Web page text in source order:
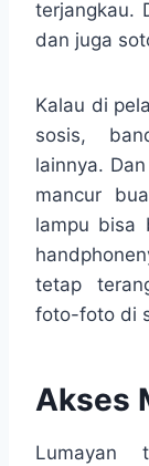
terjangkau.
dan juga
Kalau di
sosis,
lainnya.
mancur
lampu bisa
tetap
foto-foto di
Akses